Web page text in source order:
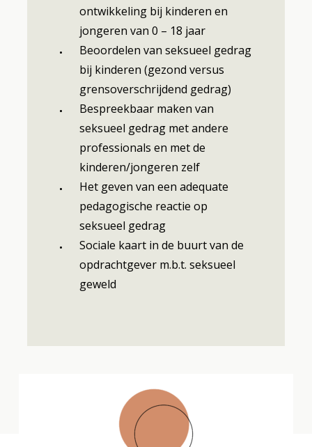
ontwikkeling bij kinderen en
jongeren van 0 – 18 jaar
Beoordelen van seksueel gedrag
bij kinderen (gezond versus
grensoverschrijdend gedrag)
Bespreekbaar maken van
seksueel gedrag met andere
professionals en met de
kinderen/jongeren zelf
Het geven van een adequate
pedagogische reactie op
seksueel gedrag
Sociale kaart in de buurt van de
opdrachtgever m.b.t. seksueel
geweld